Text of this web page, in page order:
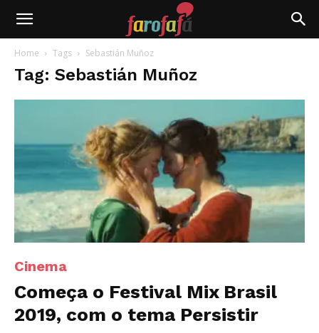
Farofafá
Home Tags Sebastián Muñoz
Tag: Sebastián Muñoz
Cinema
Começa o Festival Mix Brasil
2019, com o tema Persistir